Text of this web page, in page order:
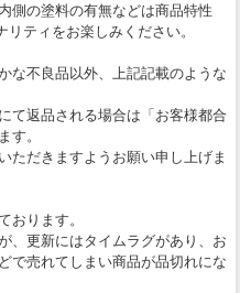
側の塗料の有無などは商品特性
ティをお楽しみください。
な不良品以外、上記記載のような
て返品される場合は「お客様都合
す。
ただきますようお願い申し上げま
おります。
、更新にはタイムラグがあり、お
で売れてしまい商品が品切れにな